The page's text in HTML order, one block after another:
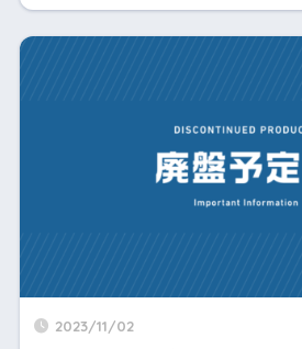
2023/11/02